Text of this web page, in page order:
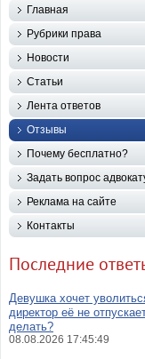
Главная
Рубрики права
Новости
Статьи
Лента ответов
Отзывы
Почему бесплатно?
Задать вопрос
Реклама на сайте
Контакты
Последние
Девушка хочет
директор её не
делать?
08.08.2026 17:45:49